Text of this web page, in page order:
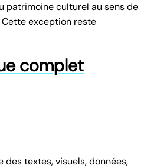
patrimoine culturel au sens de
Cette exception reste
complet
des textes, visuels, données,